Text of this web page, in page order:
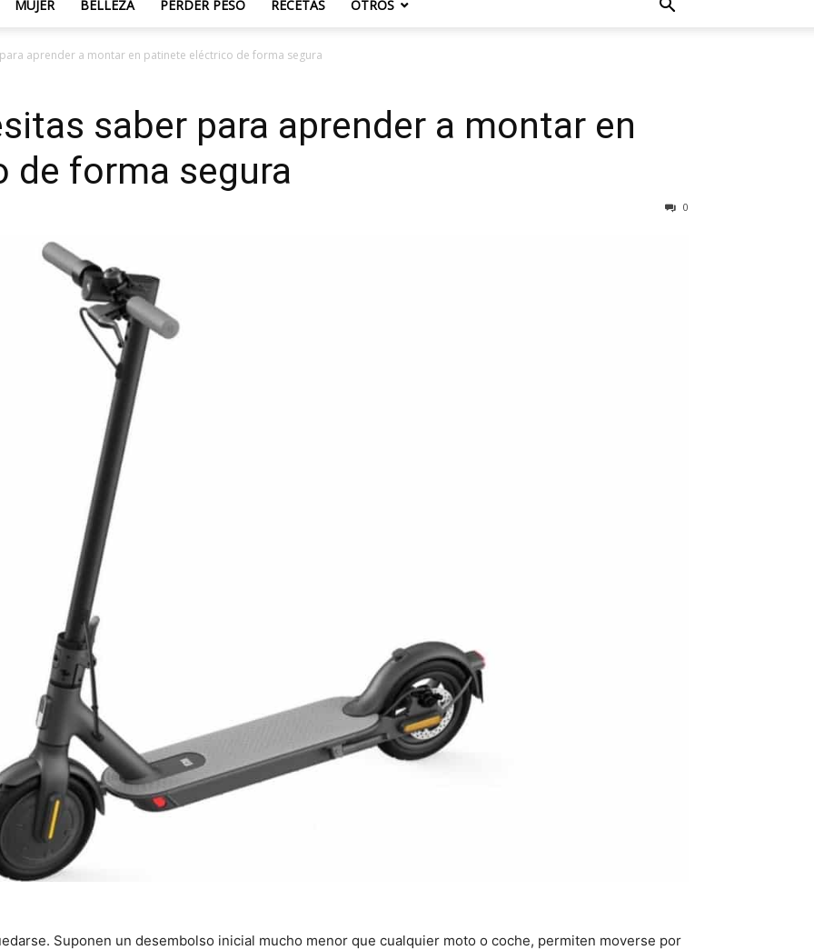
MUJER BELLEZA PERDER PESO RECETAS OTROS
aprender a montar en patinete eléctrico de forma segura
saber para aprender a montar en
de forma segura
0
Suponen un desembolso inicial mucho menor que cualquier moto o coche, permiten moverse por